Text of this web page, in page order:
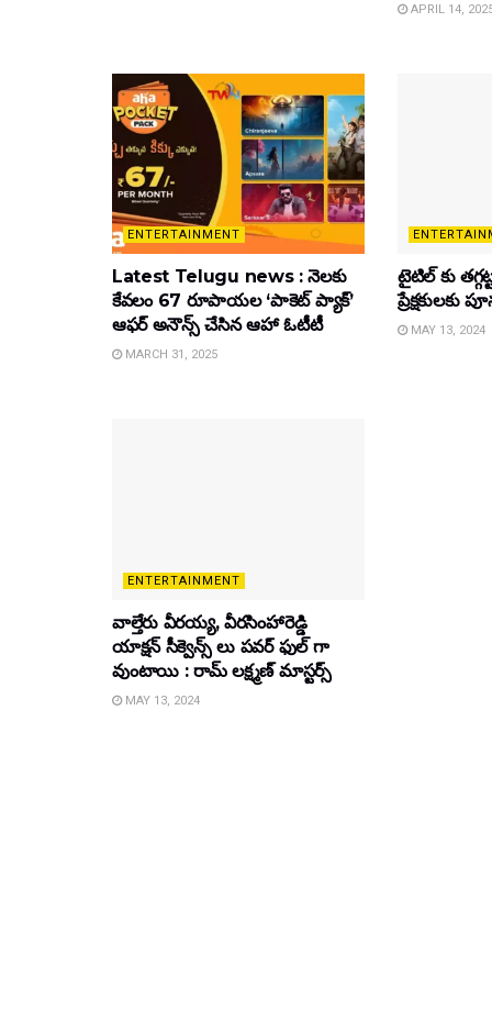
APRIL 14,
ENTERTAINMENT
Latest Telugu news : నెలకు
కేవలం 67 రూపాయల ‘పాకెట్ ప్యాక్’
ఆఫర్ అనౌన్స్ చేసిన ఆహా ఓటీటీ
MARCH 31, 2025
టైటిల్‌ కు
ప్రేక్షకులకు
MAY 13, 2024
ENTERTAINMENT
వాల్తేరు వీరయ్య, వీరసింహారెడ్డి
యాక్షన్ సీక్వెన్స్ లు పవర్ ఫుల్ గా
వుంటాయి : రామ్ లక్ష్మణ్ మాస్టర్స్
MAY 13, 2024